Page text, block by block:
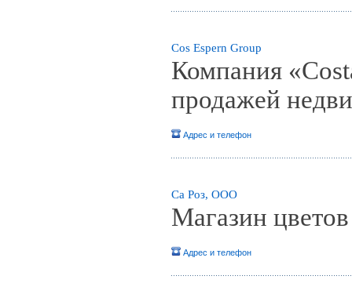
Сos Espern Group
Компания
продажей
Адрес и телефон
Са Роз, ООО
Магазин
Адрес и телефон